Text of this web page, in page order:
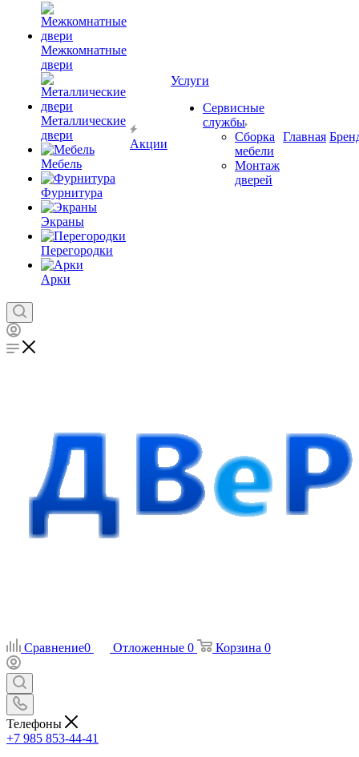
Межкомнатные
двери
Металлические
двери
Мебель
Фурнитура
Экраны
Перегородки
Арки
Акции
Услуги
Сервисные
службы
Сборка
мебели
Монтаж
дверей
Главная
Сравнение0 Отложенные 0 Корзина 0
Телефоны
+7 985 853-44-41